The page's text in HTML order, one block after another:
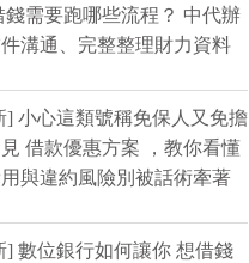
錢需要跑哪些流程？ 中代辦
溝通、完整整理財力資料
] 小心這類號稱免保人又免擔
借款優惠方案 ，教你看懂
與違約風險別被話術牽著
] 數位銀行如何讓你 想借錢